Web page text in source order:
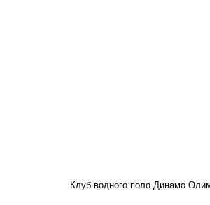
Клуб водного поло Динамо